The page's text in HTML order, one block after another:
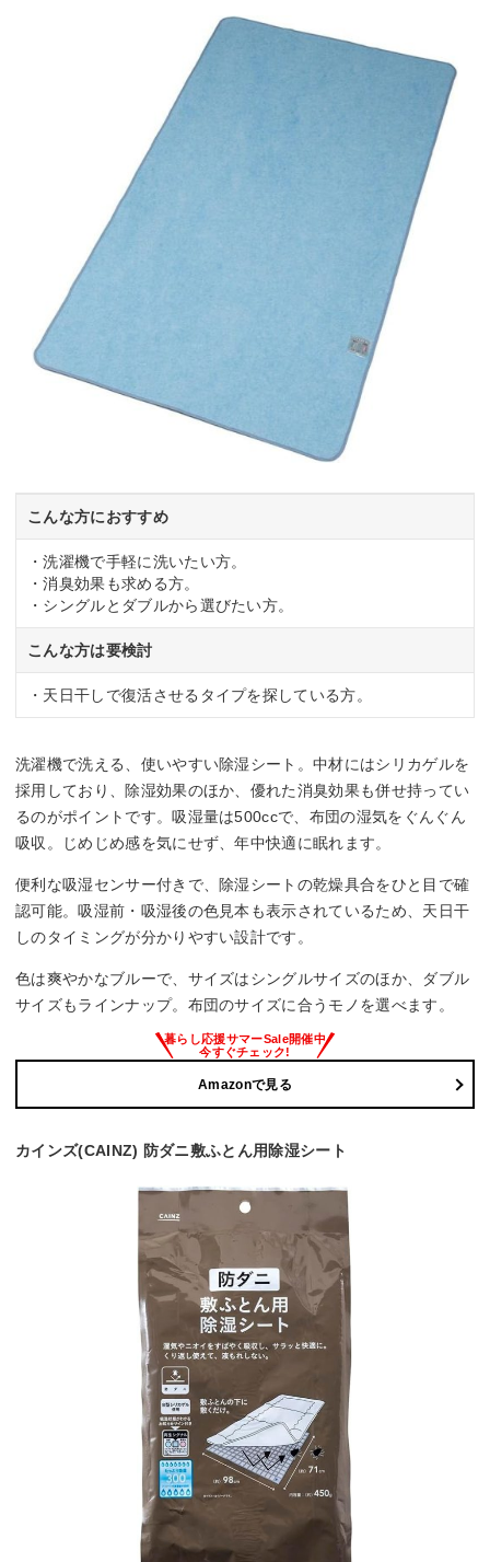
こんな方におすすめ
・洗濯機で手軽に洗いたい方。
・消臭効果も求める方。
・シングルとダブルから選びたい方。
こんな方は要検討
・天日干しで復活させるタイプを探している方。
洗濯機で洗える、使いやすい除湿シート。中材にはシリカゲルを
採用しており、除湿効果のほか、優れた消臭効果も併せ持ってい
るのがポイントです。吸湿量は500ccで、布団の湿気をぐんぐん
吸収。じめじめ感を気にせず、年中快適に眠れます。
便利な吸湿センサー付きで、除湿シートの乾燥具合をひと目で確
認可能。吸湿前・吸湿後の色見本も表示されているため、天日干
しのタイミングが分かりやすい設計です。
色は爽やかなブルーで、サイズはシングルサイズのほか、ダブル
サイズもラインナップ。布団のサイズに合うモノを選べます。
Amazonで見る
カインズ(CAINZ) 防ダニ敷ふとん用除湿シート